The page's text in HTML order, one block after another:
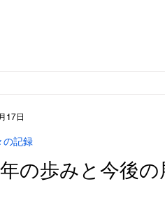
の歩みと今後の
の記録
17日